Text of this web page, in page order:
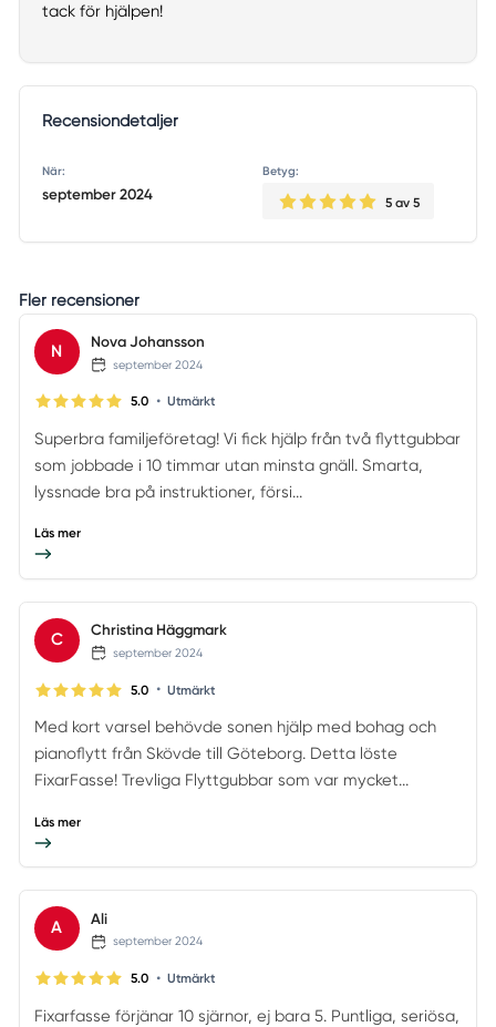
tack för hjälpen!
Recensiondetaljer
När:
september 2024
Betyg:
5 av 5
Fler recensioner
N Nova Johansson
september 2024
5.0 • Utmärkt
Superbra familjeföretag! Vi fick hjälp från två flyttgubbar
som jobbade i 10 timmar utan minsta gnäll. Smarta,
lyssnade bra på instruktioner, försi...
Läs mer
C Christina Häggmark
september 2024
5.0 • Utmärkt
Med kort varsel behövde sonen hjälp med bohag och
pianoflytt från Skövde till Göteborg. Detta löste
FixarFasse! Trevliga Flyttgubbar som var mycket...
Läs mer
A Ali
september 2024
5.0 • Utmärkt
Fixarfasse förjänar 10 sjärnor, ej bara 5. Puntliga, seriösa,